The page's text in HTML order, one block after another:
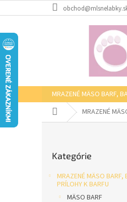
na
MRAZENÉ MÄSO BARF,
DomovMRAZENÉ
kategórie
Kategórie
MRAZENÉ MÄSO BARF,
PRÍLOHY K BARFU
MÄSO BARF